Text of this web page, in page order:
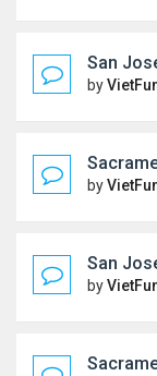
San
by
by
San
by